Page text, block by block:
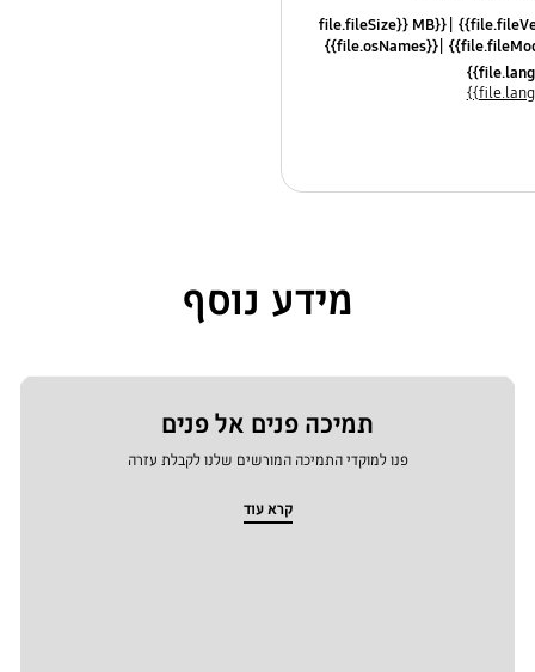
{{file.fileSize}} MB
{{file.osNames}}
מידע נוסף
תמיכה פנים אל פנים
פנו למוקדי התמיכה המורשים שלנו לקבלת עזרה
קרא עוד